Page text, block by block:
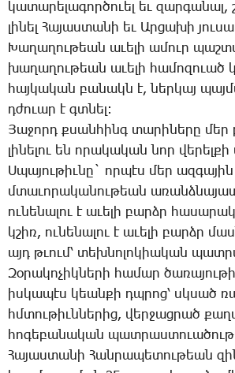
կա­տա­րե­լա­գոր­ծո­ւել եւ զար­գա­նալ,
լի­նել ­Հա­յաս­տա­նի եւ Ար­ցա­խի
­Խա­ղա­ղու­թեան ա­ւե­լի ա­մուր
խա­ղա­ղու­թեան ա­ւե­լի հա­մո­զո­ւած
հայ­կա­կան բա­նակն է, ներ­կայ
դժո­ւար է գտնել:
­Յա­ջորդ քսան­հինգ տա­րի­նե­րը
լի­նե­լու են ո­րա­կա­կան նոր
Ս­պա­յու­թիւ­նը` որ­պէս մեր ազ­գա­յին
մտա­ւո­րա­կա­նու­թեան
ու­նե­նա­լու է ա­ւե­լի բարձր
կշիռ, ու­նե­նա­լու է ա­ւե­լի բարձր
այդ թւում՝ տեխ­նո­լո­կիա­կան
­Զօ­րա­կո­չիկ­նե­րի հա­մար
իս­կա­պէս կեան­քի դպրոց՝ սկսած
հմտու­թիւն­նե­րից, վեր­ջաց­րած
հո­գե­բա­նա­կան
­Հա­յաս­տա­նի ­Հան­րա­պե­տու­թեան